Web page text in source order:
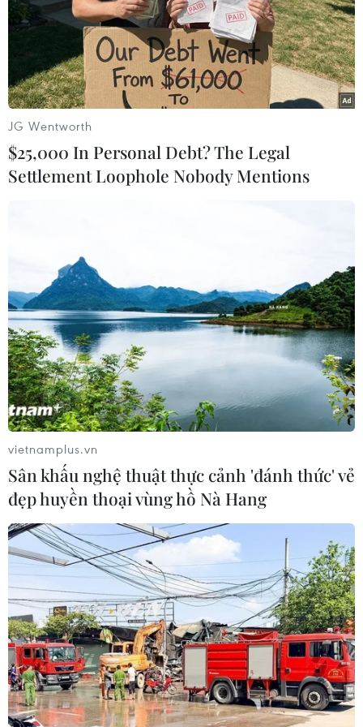
Mỹ bổ nhiệm công tố viên đặc biệt điều
tra con trai Tổng thống Biden
12/08/2023 00:33
Bộ trưởng Tư pháp Mỹ đã bổ nhiệm một công tố viên
liên bang vào vị trí công tố viên đặc biệt - người gần
đây điều tra Hunter Biden về các cáo buộc về thuế và
súng trong một vụ án khác vẫn còn bỏ ngỏ.
Ông Trump đề nghị lùi phiên xét xử liên
JG Wentworth
$25,000 In Personal Debt? The Legal
Settlement Loophole Nobody Mentions
vietnamplus.vn
Sân khấu nghệ thuật thực cảnh 'đánh thức' vẻ
đẹp huyền thoại vùng hồ Nà Hang